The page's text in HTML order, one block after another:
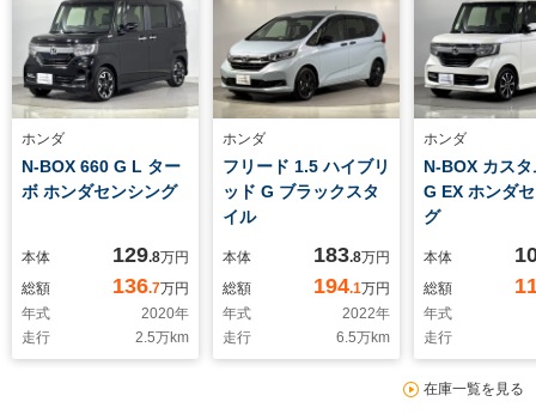
ホンダ
N-BOX 660 G L ター
ボ ホンダセンシング
本体 129.8万円
総額
136.7万円
年式
2020年
走行
2.5万km
ホンダ
フリード 1.5 ハイブリ
ッド G ブラックスタ
イル
本体 183.8万円
総額
194.1万円
年式
2022年
走行
6.5万km
ホンダ
N-BOX カス
G EX ホンダ
グ
本体
総額
年式
走行
在庫一覧を見る